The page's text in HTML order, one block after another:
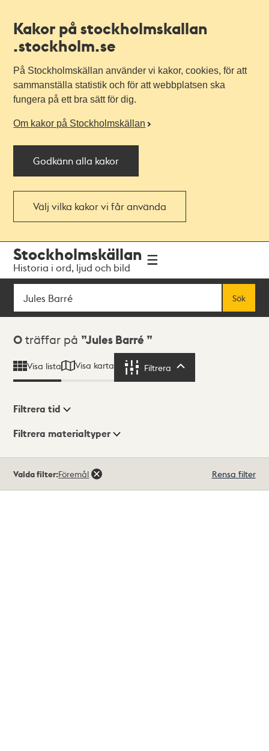
Kakor på stockholmskallan
.stockholm.se
På Stockholmskällan använder vi kakor, cookies, för att
sammanställa statistik och för att webbplatsen ska
fungera på ett bra sätt för dig.
Om kakor på Stockholmskällan
Godkänn alla kakor
Välj vilka kakor vi får använda
navigationen
huvudinnehållet
Stockholmskällan
Historia i ord, ljud och bild
Sök
Sök
Sökresultat
0 träffar på Jules Barré
Visa lista Visa karta Filtrera
Visningsläge
Filtrera tid
Filtrera materialtyper
träffar
Valda filter:Föremål Rensa filter